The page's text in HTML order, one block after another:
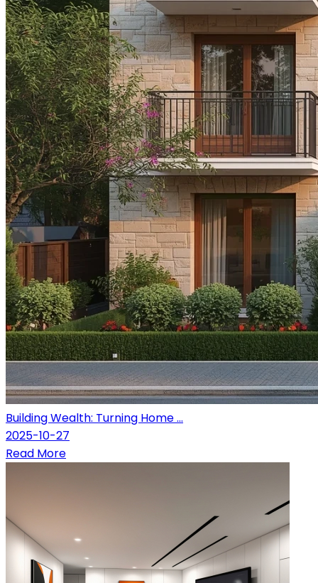
Building Wealth: Turning Home ...
2025-10-27
Read More